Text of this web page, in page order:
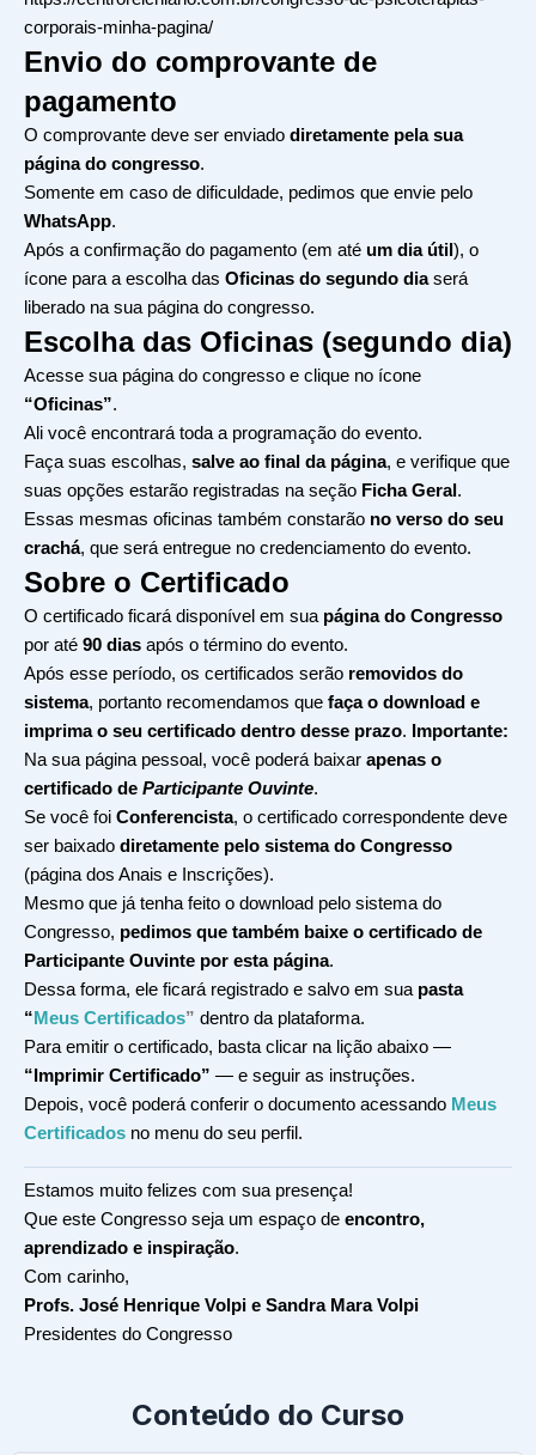
corporais-minha-pagina/
Envio do comprovante de
pagamento
O comprovante deve ser enviado diretamente pela sua
página do congresso.
Somente em caso de dificuldade, pedimos que envie pelo
WhatsApp.
Após a confirmação do pagamento (em até um dia útil), o
ícone para a escolha das Oficinas do segundo diaserá
liberado na sua página do congresso.
Escolha das Oficinas (segundo dia)
Acesse sua página do congresso e clique no ícone
“Oficinas”.
Ali você encontrará toda a programação do evento.
Faça suas escolhas, salve ao final da página, e verifique que
suas opções estarão registradas na seção Ficha Geral.
Essas mesmas oficinas também constarão no verso do seu
crachá, que será entregue no credenciamento do evento.
Sobre o Certificado
O certificado ficará disponível em sua página do Congresso
por até 90 dias após o término do evento.
Após esse período, os certificados serão removidos do
sistema, portanto recomendamos que faça o download e
imprima o seu certificado dentro desse prazo. Importante:
Na sua página pessoal, você poderá baixar apenas o
certificado de Participante Ouvinte.
Se você foi Conferencista, o certificado correspondente deve
ser baixado diretamente pelo sistema do Congresso
(página dos Anais e Inscrições).
Mesmo que já tenha feito o download pelo sistema do
Congresso, pedimos que também baixe o certificado de
Participante Ouvinte por esta página.
Dessa forma, ele ficará registrado e salvo em sua pasta
“Meus Certificados” dentro da plataforma.
Para emitir o certificado, basta clicar na lição abaixo —
“Imprimir Certificado” — e seguir as instruções.
Depois, você poderá conferir o documento acessando Meus
Certificados no menu do seu perfil.
Estamos muito felizes com sua presença!
Que este Congresso seja um espaço de encontro,
aprendizado e inspiração.
Com carinho,
Profs. José Henrique Volpi e Sandra Mara Volpi
Presidentes do Congresso
Conteúdo do Curso